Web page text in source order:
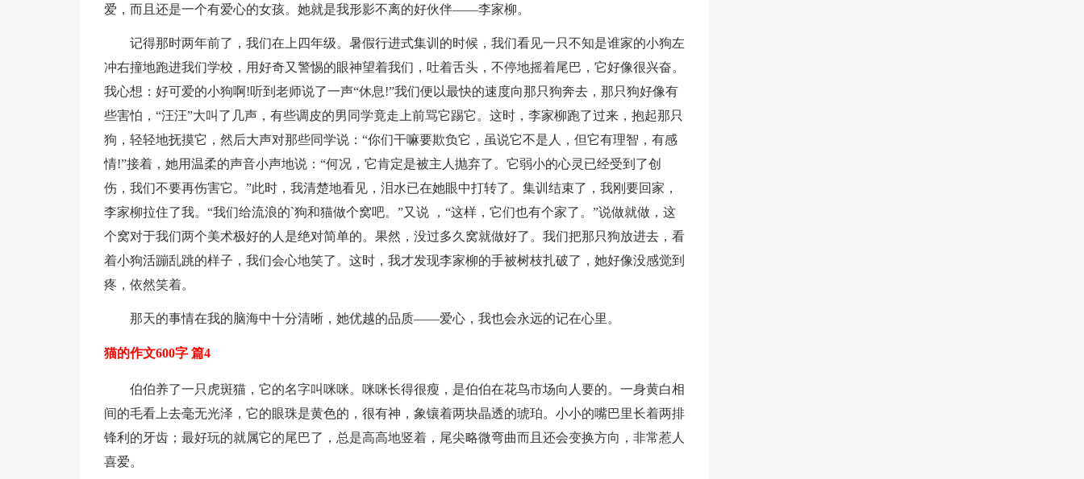
爱，而且还是一个有爱心的女孩。她就是我形影不离的好伙伴——李家柳。
记得那时两年前了，我们在上四年级。暑假行进式集训的时候，我们看见一只不知是谁家的小狗左
冲右撞地跑进我们学校，用好奇又警惕的眼神望着我们，吐着舌头，不停地摇着尾巴，它好像很兴奋。
我心想：好可爱的小狗啊!听到老师说了一声“休息!”我们便以最快的速度向那只狗奔去，那只狗好像有
些害怕，“汪汪”大叫了几声，有些调皮的男同学竟走上前骂它踢它。这时，李家柳跑了过来，抱起那只
狗，轻轻地抚摸它，然后大声对那些同学说：“你们干嘛要欺负它，虽说它不是人，但它有理智，有感
情!”接着，她用温柔的声音小声地说：“何况，它肯定是被主人抛弃了。它弱小的心灵已经受到了创
伤，我们不要再伤害它。”此时，我清楚地看见，泪水已在她眼中打转了。集训结束了，我刚要回家，
李家柳拉住了我。“我们给流浪的`狗和猫做个窝吧。”又说 ，“这样，它们也有个家了。”说做就做，这
个窝对于我们两个美术极好的人是绝对简单的。果然，没过多久窝就做好了。我们把那只狗放进去，看
着小狗活蹦乱跳的样子，我们会心地笑了。这时，我才发现李家柳的手被树枝扎破了，她好像没感觉到
疼，依然笑着。
那天的事情在我的脑海中十分清晰，她优越的品质——爱心，我也会永远的记在心里。
猫的作文600字 篇4
伯伯养了一只虎斑猫，它的名字叫咪咪。咪咪长得很瘦，是伯伯在花鸟市场向人要的。一身黄白相
间的毛看上去毫无光泽，它的眼珠是黄色的，很有神，象镶着两块晶透的琥珀。小小的嘴巴里长着两排
锋利的牙齿；最好玩的就属它的尾巴了，总是高高地竖着，尾尖略微弯曲而且还会变换方向，非常惹人
喜爱。